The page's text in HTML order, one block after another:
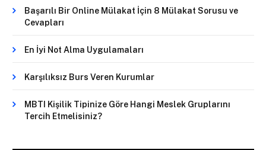
Başarılı Bir Online Mülakat İçin 8 Mülakat Sorusu ve
Cevapları
En İyi Not Alma Uygulamaları
Karşılıksız Burs Veren Kurumlar
MBTI Kişilik Tipinize Göre Hangi Meslek Gruplarını
Tercih Etmelisiniz?